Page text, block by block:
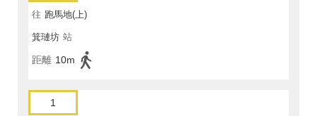
往 跑馬地(上)
箕璉坊 站
距離 10m
1